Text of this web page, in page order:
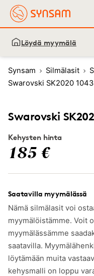
Löydä myymälä
Synsam Silmälasit
Swarovski SK2020
Swarovski
Kehysten hinta
185 €
Saatavilla myymälässä
Nämä silmälasit voi
myymälöistämme. Voit
myymälässämme
saatavilla.
löytämään muita
kehysmalli on loppu